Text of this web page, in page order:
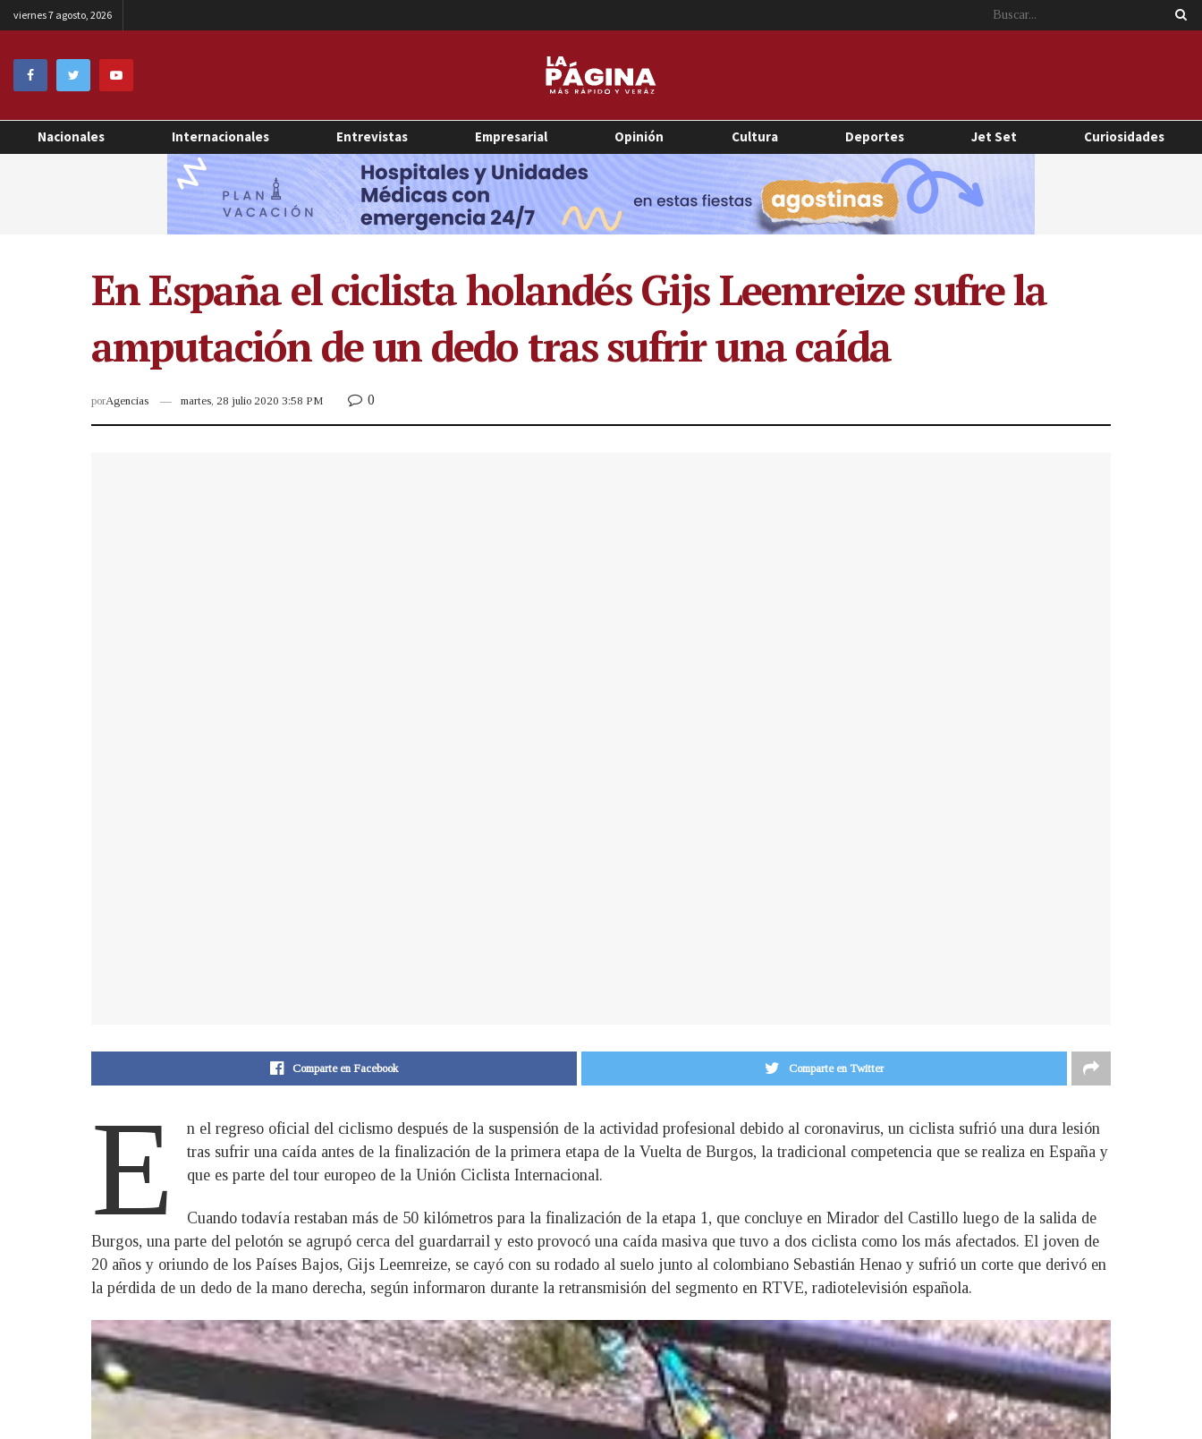
viernes 7 agosto, 2026
Nacionales Internacionales Entrevistas Empresarial Opinión Cultura Deportes Jet Set Curiosidades
En España el ciclista holandés Gijs Leemreize sufre la
amputación de un dedo tras sufrir una caída
porAgencias martes, 28 julio 2020 3:58 PM 0
Comparte en Facebook Comparte en Twitter
E
n el regreso oficial del ciclismo después de la suspensión de la actividad profesional debido al coronavirus, un ciclista sufrió una dura lesión
tras sufrir una caída antes de la finalización de la primera etapa de la Vuelta de Burgos, la tradicional competencia que se realiza en España y
que es parte del tour europeo de la Unión Ciclista Internacional.
Cuando todavía restaban más de 50 kilómetros para la finalización de la etapa 1, que concluye en Mirador del Castillo luego de la salida de
Burgos, una parte del pelotón se agrupó cerca del guardarrail y esto provocó una caída masiva que tuvo a dos ciclista como los más afectados. El joven de
20 años y oriundo de los Países Bajos, Gijs Leemreize, se cayó con su rodado al suelo junto al colombiano Sebastián Henao y sufrió un corte que derivó en
la pérdida de un dedo de la mano derecha, según informaron durante la retransmisión del segmento en RTVE, radiotelevisión española.